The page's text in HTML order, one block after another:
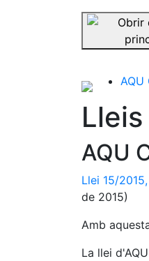
Saltar la
AQU
AQU
Llei 15/
de 2015)
Amb
La llei